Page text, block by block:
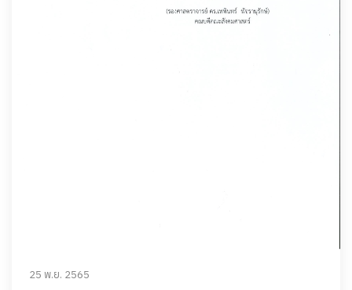
25 พ.ย. 2565